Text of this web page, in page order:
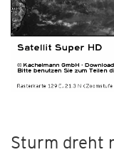
Sturm dreht